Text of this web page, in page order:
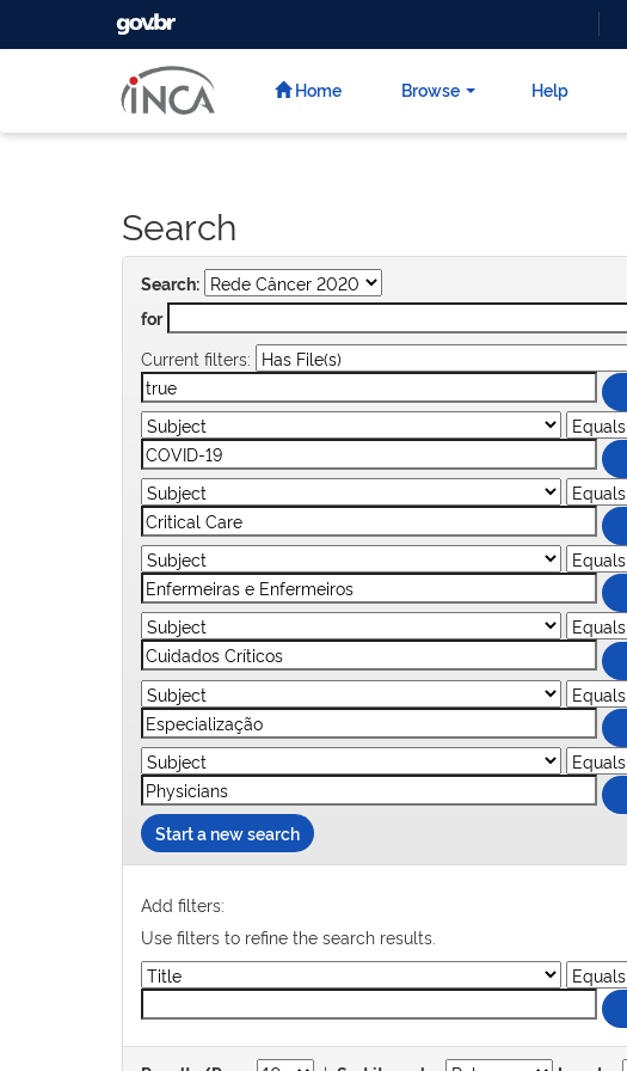
GOVBR
Home Browse Help
Search
Search:
for
Current filters:
Start a new search
Add filters:
Use filters to refine the search results.